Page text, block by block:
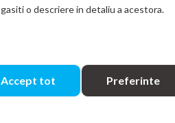
Transport
gasiti o descriere in detaliu a acestora.
Accept tot Preferinte